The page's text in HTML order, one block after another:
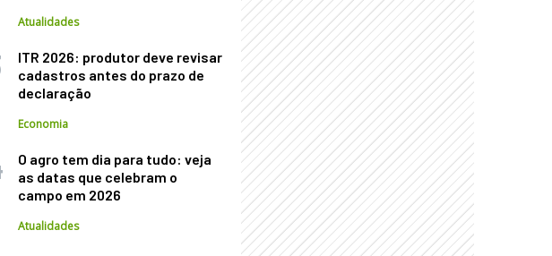
Atualidades
ITR 2026: produtor deve revisar
cadastros antes do prazo de
declaração
Economia
O agro tem dia para tudo: veja
as datas que celebram o
campo em 2026
Atualidades